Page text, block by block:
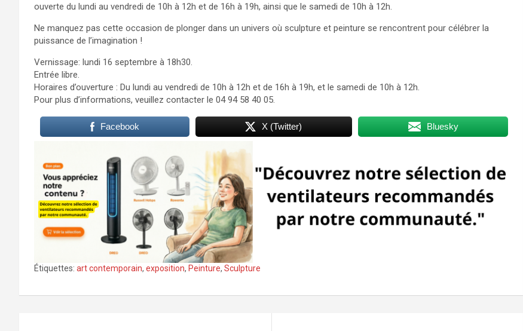
ouverte du lundi au vendredi de 10h à 12h et de 16h à 19h, ainsi que le samedi de 10h à 12h.
Ne manquez pas cette occasion de plonger dans un univers où sculpture et peinture se rencontrent pour célébrer la
puissance de l’imagination !
Vernissage: lundi 16 septembre à 18h30.
Entrée libre.
Horaires d’ouverture : Du lundi au vendredi de 10h à 12h et de 16h à 19h, et le samedi de 10h à 12h.
Pour plus d’informations, veuillez contacter le 04 94 58 40 05.
Facebook X (Twitter) Bluesky
Étiquettes: art contemporain, exposition, Peinture, Sculpture